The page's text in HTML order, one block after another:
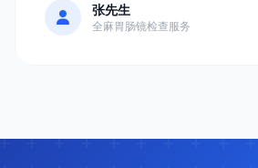
张先生
全麻胃肠镜检查服务